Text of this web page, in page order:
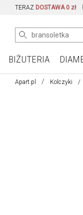
TERAZ DOSTAWA 0 zł
BIŻUTERIA
Apart.pl Kolczyki